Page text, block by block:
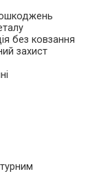
без ковзання
захист